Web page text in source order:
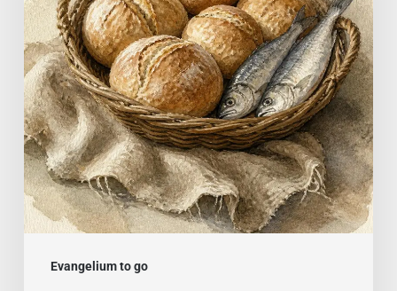
Evangelium to go
oder
ein
Fleischeintopf?
|
Evangelium
vom
2.
August